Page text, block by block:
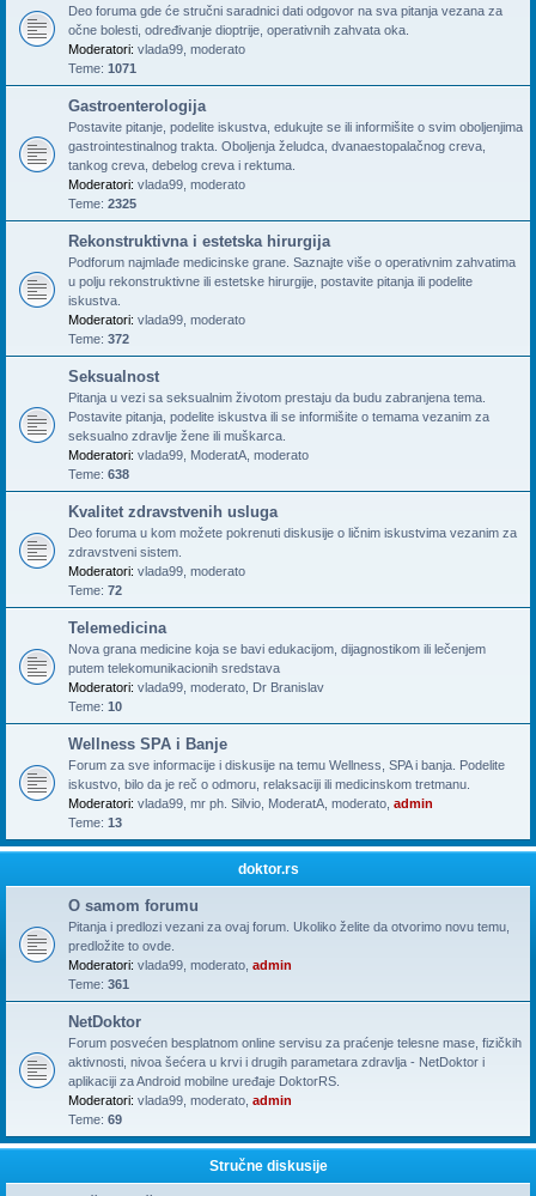
Deo foruma gde će stručni saradnici dati odgovor na sva pitanja vezana za
očne bolesti, određivanje dioptrije, operativnih zahvata oka.
Moderatori: vlada99 moderato
Teme: 1071
Gastroenterologija
Postavite pitanje, podelite iskustva, edukujte se ili informišite o svim oboljenjima
gastrointestinalnog trakta. Oboljenja želudca, dvanaestopalačnog creva,
tankog creva, debelog creva i rektuma.
Moderatori: vlada99 moderato
Teme: 2325
Rekonstruktivna i estetska hirurgija
Podforum najmlađe medicinske grane. Saznajte više o operativnim zahvatima
u polju rekonstruktivne ili estetske hirurgije, postavite pitanja ili podelite
iskustva.
Moderatori: vlada99 moderato
Teme: 372
Seksualnost
Pitanja u vezi sa seksualnim životom prestaju da budu zabranjena tema.
Postavite pitanja, podelite iskustva ili se informišite o temama vezanim za
seksualno zdravlje žene ili muškarca.
Moderatori: vlada99 ModeratA moderato
Teme: 638
Kvalitet zdravstvenih usluga
Deo foruma u kom možete pokrenuti diskusije o ličnim iskustvima vezanim za
zdravstveni sistem.
Moderatori: vlada99 moderato
Teme: 72
Telemedicina
Nova grana medicine koja se bavi edukacijom, dijagnostikom ili lečenjem
putem telekomunikacionih sredstava
Moderatori: vlada99 moderato Dr Branislav
Teme: 10
Wellness SPA i Banje
Forum za sve informacije i diskusije na temu Wellness, SPA i banja. Podelite
iskustvo, bilo da je reč o odmoru, relaksaciji ili medicinskom tretmanu.
Moderatori: vlada99 mr ph. Silvio ModeratA moderato admin
Teme: 13
doktor.rs
O samom forumu
Pitanja i predlozi vezani za ovaj forum. Ukoliko želite da otvorimo novu temu,
predložite to ovde.
Moderatori: vlada99 moderato admin
Teme: 361
NetDoktor
Forum posvećen besplatnom online servisu za praćenje telesne mase, fizičkih
aktivnosti, nivoa šećera u krvi i drugih parametara zdravlja - NetDoktor i
aplikaciji za Android mobilne uređaje DoktorRS.
Moderatori: vlada99 moderato admin
Teme: 69
Stručne diskusije